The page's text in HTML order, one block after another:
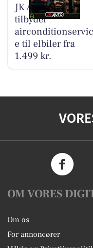
JK Auto ApS
tilbyder
airconditionservic
e til elbiler fra
1.499 kr.
OM VORES
Om os
For annoncører